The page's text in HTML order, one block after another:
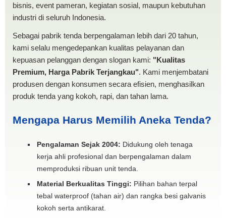
bisnis, event pameran, kegiatan sosial, maupun kebutuhan
industri di seluruh Indonesia.
Sebagai pabrik tenda berpengalaman lebih dari 20 tahun,
kami selalu mengedepankan kualitas pelayanan dan
kepuasan pelanggan dengan slogan kami: "Kualitas
Premium, Harga Pabrik Terjangkau". Kami menjembatani
produsen dengan konsumen secara efisien, menghasilkan
produk tenda yang kokoh, rapi, dan tahan lama.
Mengapa Harus Memilih Aneka Tenda?
Pengalaman Sejak 2004: Didukung oleh tenaga
kerja ahli profesional dan berpengalaman dalam
memproduksi ribuan unit tenda.
Material Berkualitas Tinggi: Pilihan bahan terpal
tebal waterproof (tahan air) dan rangka besi galvanis
kokoh serta antikarat.